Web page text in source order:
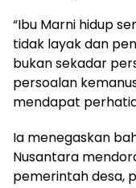
“Ibu Marni hidup
tidak layak dan
bukan sekadar
persoalan
mendapat
Ia menegaskan
Nusantara
pemerintah desa,